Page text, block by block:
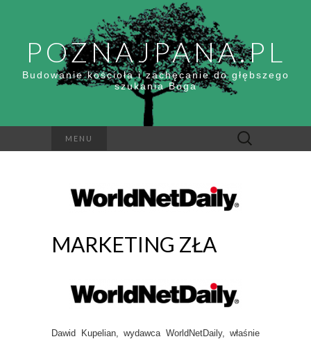
POZNAJPANA.PL
Budowanie kościoła i zachęcanie do głębszego
szukania Boga
MENU Szukaj:
MARKETING ZŁA
Dawid Kupelian, wydawca WorldNetDaily, właśnie